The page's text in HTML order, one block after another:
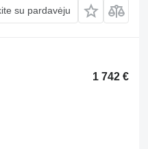
su pardavėju
1 742 €